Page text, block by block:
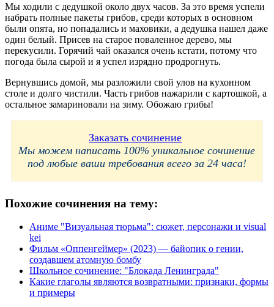
Мы ходили с дедушкой около двух часов. За это время успели
набрать полные пакеты грибов, среди которых в основном
были опята, но попадались и маховики, а дедушка нашел даже
один белый. Присев на старое поваленное дерево, мы
перекусили. Горячий чай оказался очень кстати, потому что
погода была сырой и я успел изрядно продрогнуть.
Вернувшись домой, мы разложили свой улов на кухонном
столе и долго чистили. Часть грибов нажарили с картошкой, а
остальное замариновали на зиму. Обожаю грибы!
Заказать сочинение
Мы можем написать 100% уникальное сочинение
под любые ваши требования всего за 24 часа!
Похожие сочинения на тему:
Аниме "Визуальная тюрьма": сюжет, персонажи и visual
kei
Фильм «Оппенгеймер» (2023) — байопик о гении,
создавшем атомную бомбу
Школьное сочинение: "Блокада Ленинграда"
Какие глаголы являются возвратными: признаки, формы
и примеры